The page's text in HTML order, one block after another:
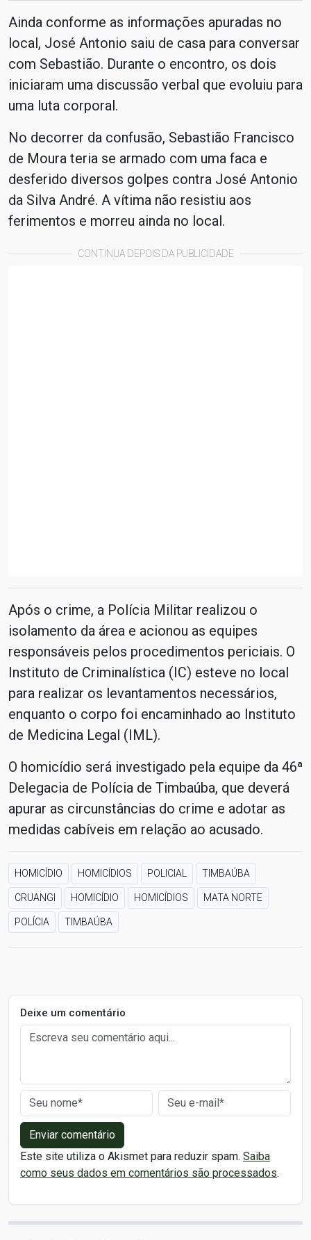
Ainda conforme as informações apuradas no
local, José Antonio saiu de casa para conversar
com Sebastião. Durante o encontro, os dois
iniciaram uma discussão verbal que evoluiu para
uma luta corporal.
No decorrer da confusão, Sebastião Francisco
de Moura teria se armado com uma faca e
desferido diversos golpes contra José Antonio
da Silva André. A vítima não resistiu aos
ferimentos e morreu ainda no local.
CONTINUA DEPOIS DA PUBLICIDADE
Após o crime, a Polícia Militar realizou o
isolamento da área e acionou as equipes
responsáveis pelos procedimentos periciais. O
Instituto de Criminalística (IC) esteve no local
para realizar os levantamentos necessários,
enquanto o corpo foi encaminhado ao Instituto
de Medicina Legal (IML).
O homicídio será investigado pela equipe da 46ª
Delegacia de Polícia de Timbaúba, que deverá
apurar as circunstâncias do crime e adotar as
medidas cabíveis em relação ao acusado.
HOMICÍDIO HOMICÍDIOS POLICIAL TIMBAÚBA
CRUANGI HOMICÍDIO HOMICÍDIOS MATA NORTE
POLÍCIA TIMBAÚBA
Deixe um comentário
Enviar comentário
Este site utiliza o Akismet para reduzir spam. Saiba
como seus dados em comentários são processados.